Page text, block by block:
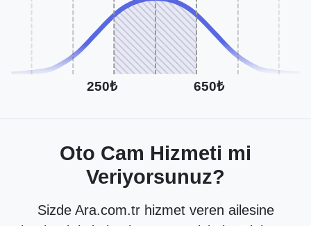
250₺ 650₺
Oto Cam Hizmeti mi
Veriyorsunuz?
Sizde Ara.com.tr hizmet veren ailesine